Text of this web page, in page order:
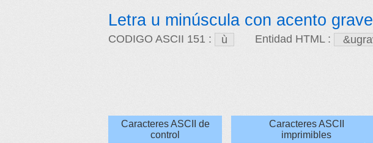
Letra u minúscula con acento grave
CODIGO ASCII 151 : Entidad HTML :
Caracteres ASCII de
control
Caracteres ASCII
imprimibles